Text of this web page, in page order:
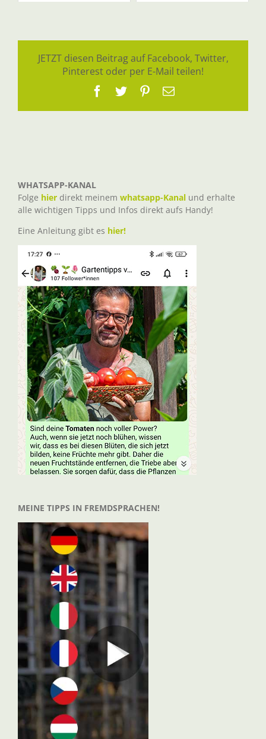
JETZT diesen Beitrag auf Facebook, Twitter,
Pinterest oder per E-Mail teilen!
Facebook
TwitterPinterest
E-
WHATSAPP-KANAL
Folge hier direkt meinem whatsapp-Kanal und erhalte
alle wichtigen Tipps und Infos direkt aufs Handy!
Eine Anleitung gibt es hier!
MEINE TIPPS IN FREMDSPRACHEN!